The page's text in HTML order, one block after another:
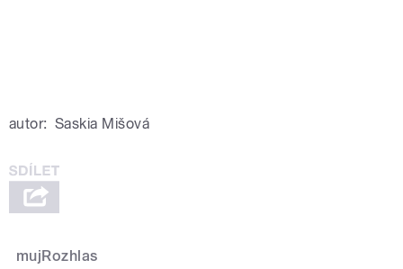
autor: Saskia Mišová
mujRozhlas